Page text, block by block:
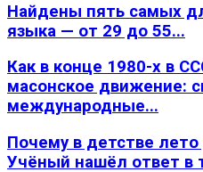
Найдены пять самых
языка — от 29 до 55...
Как в конце 1980-х в
масонское движение:
международные...
Почему в детстве
Учёный нашёл ответ в